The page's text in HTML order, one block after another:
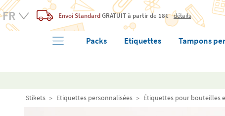
Envoi StandardGRATUITà partir de 18€ détails
Packs Etiquettes Tampons
Stikets Etiquettes personnalisées Étiquettes pour bouteilles